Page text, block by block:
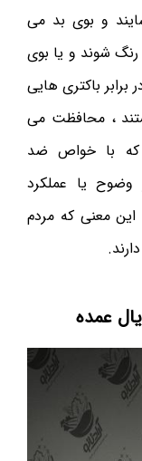
و بوی بد می
شوند و یا بوی
باکتری هایی
، محافظت می
که با خواص ضد
وضوح یا عملکرد
معنی که مردم
عمده